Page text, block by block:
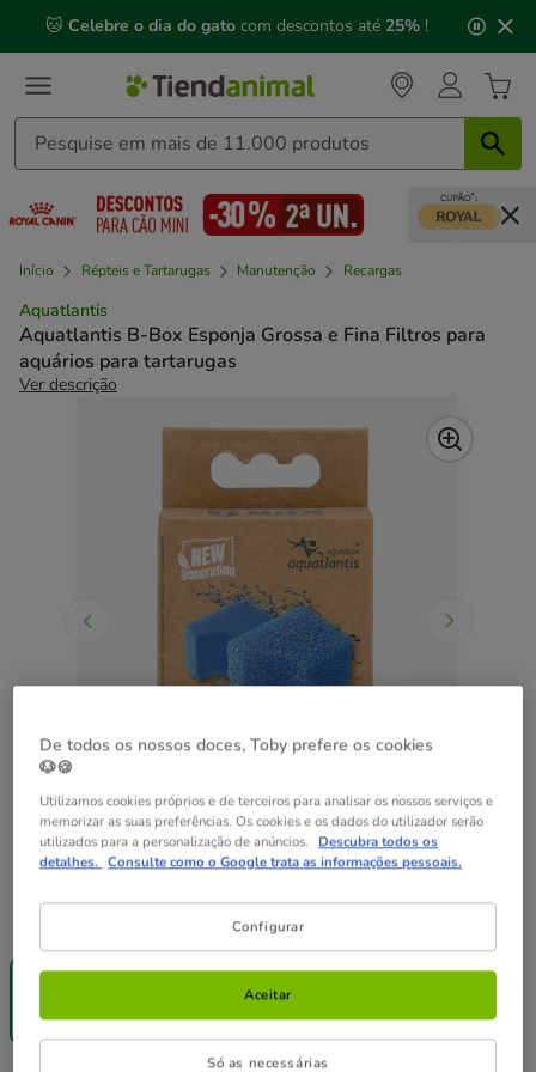
mensagem,
🐱 Celebre o dia do gato com descontos até 25% !
Início Répteis e Tartarugas Manutenção Recargas
Aquatlantis
Aquatlantis B-Box Esponja Grossa e Fina Filtros para
aquários para tartarugas
Ver descrição
-25% na 2ª
un.
3.19€
De todos os nossos doces, Toby prefere os cookies
🐶🍪
Utilizamos cookies próprios e de terceiros para analisar os nossos serviços e
memorizar as suas preferências. Os cookies e os dados do utilizador serão
utilizados para a personalização de anúncios. Descubra todos os
detalhes. Consulte como o Google trata as informações pessoais.
Configurar
Só as necessárias
Aceitar